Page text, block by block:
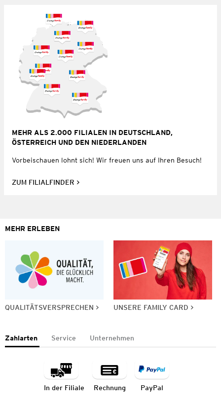
MEHR ALS 2.000 FILIALEN IN DEUTSCHLAND,
ÖSTERREICH UND DEN NIEDERLANDEN
Vorbeischauen lohnt sich! Wir freuen uns auf Ihren Besuch!
ZUM FILIALFINDER
MEHR ERLEBEN
QUALITÄTSVERSPRECHEN UNSERE FAMILY CARD
Zahlarten Service Unternehmen
In der Filiale Rechnung PayPal